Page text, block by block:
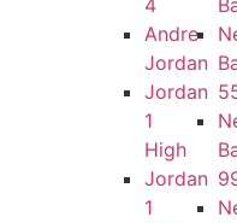
4
Andre
Jordan
Jordan
1
High
Jordan
1